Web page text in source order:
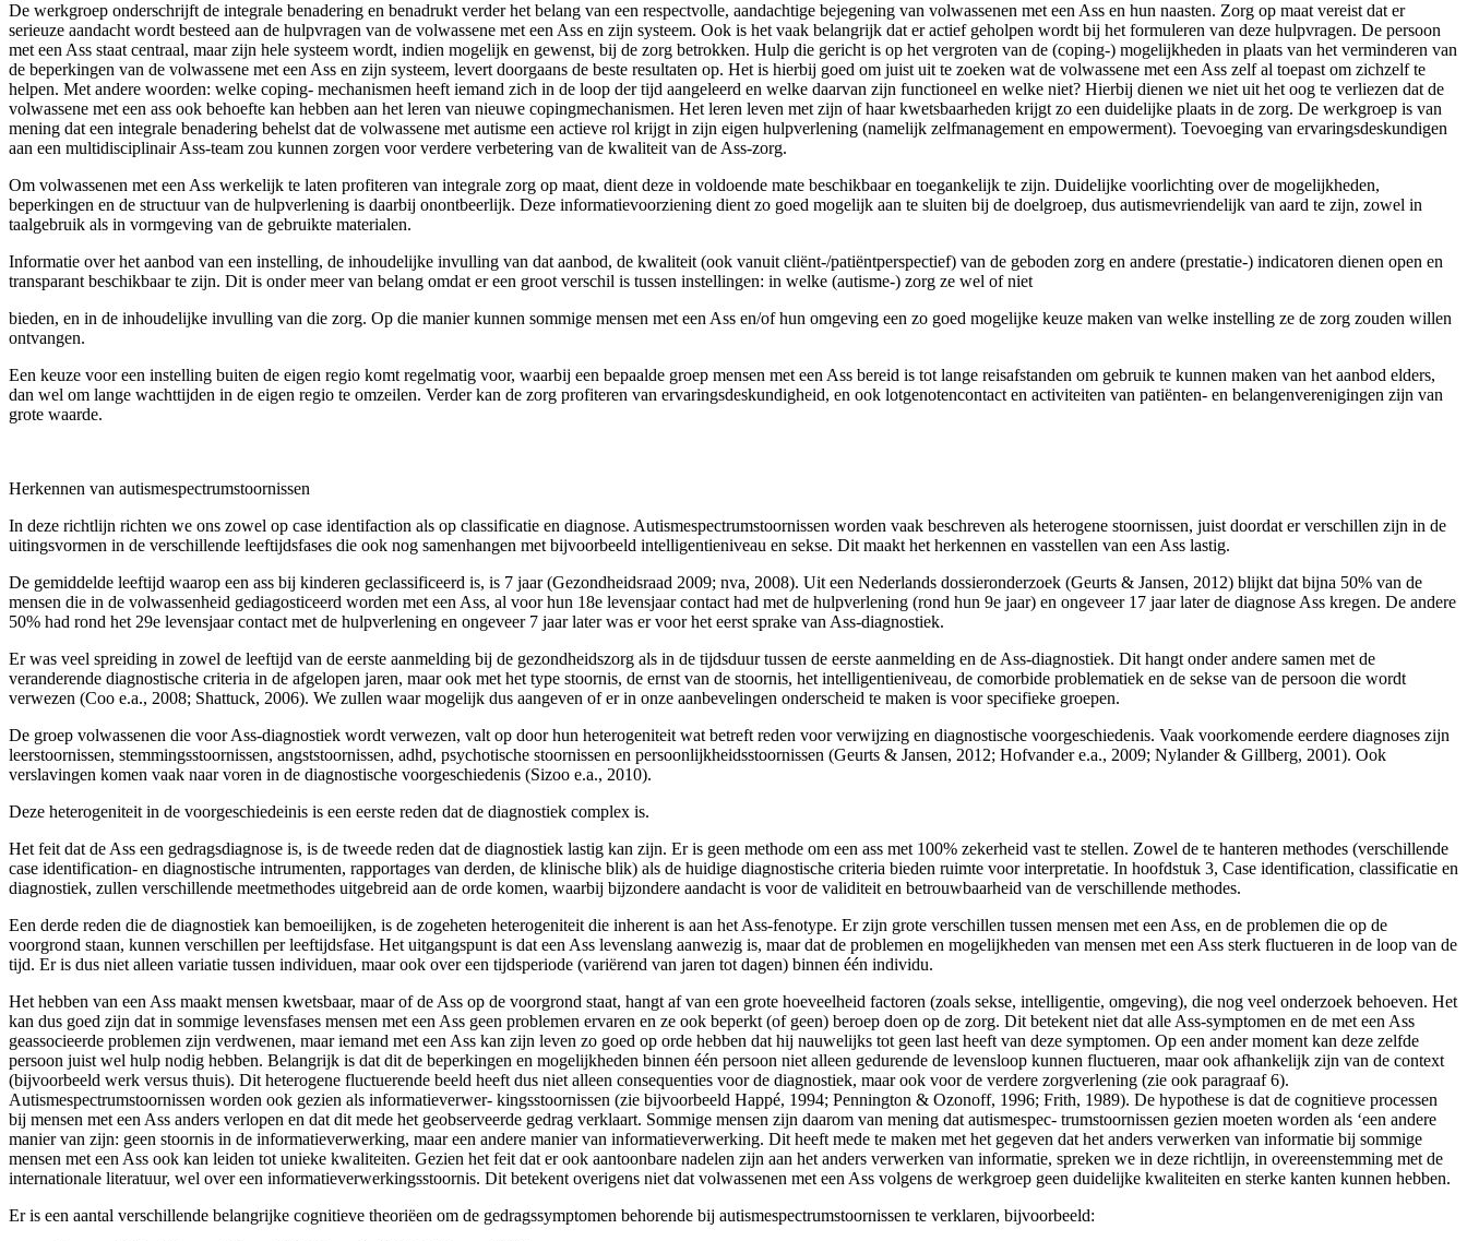
De werkgroep onderschrijft de integrale benadering en benadrukt verder het belang van een respectvolle, aandachtige bejegening van volwassenen met een Ass en hun naasten. Zorg op maat vereist dat er
serieuze aandacht wordt besteed aan de hulpvragen van de volwassene met een Ass en zijn systeem. Ook is het vaak belangrijk dat er actief geholpen wordt bij het formuleren van deze hulpvragen. De persoon
met een Ass staat centraal, maar zijn hele systeem wordt, indien mogelijk en gewenst, bij de zorg betrokken. Hulp die gericht is op het vergroten van de (coping-) mogelijk­heden in plaats van het verminderen van
de beperkingen van de volwas­sene met een Ass en zijn systeem, levert doorgaans de beste resultaten op. Het is hierbij goed om juist uit te zoeken wat de volwassene met een Ass zelf al toepast om zichzelf te
helpen. Met andere woorden: welke coping- mechanismen heeft iemand zich in de loop der tijd aangeleerd en welke daarvan zijn functioneel en welke niet? Hierbij dienen we niet uit het oog te verliezen dat de
volwassene met een ass ook behoefte kan hebben aan het leren van nieuwe copingmechanismen. Het leren leven met zijn of haar kwetsbaarheden krijgt zo een duidelijke plaats in de zorg. De werkgroep is van
mening dat een integrale benadering behelst dat de volwassene met autisme een actieve rol krijgt in zijn eigen hulpverlening (namelijk zelfma­nagement en empowerment). Toevoeging van ervaringsdeskundigen
aan een multidisciplinair Ass-team zou kunnen zorgen voor verdere verbete­ring van de kwaliteit van de Ass-zorg.
Om volwassenen met een Ass werkelijk te laten profiteren van integrale zorg op maat, dient deze in voldoende mate beschikbaar en toegankelijk te zijn. Duidelijke voorlichting over de mogelijkheden,
beperkingen en de structuur van de hulpverlening is daarbij onontbeerlijk. Deze informatie­voorziening dient zo goed mogelijk aan te sluiten bij de doelgroep, dus autismevriendelijk van aard te zijn, zowel in
taalgebruik als in vormgeving van de gebruikte materialen.
Informatie over het aanbod van een instelling, de inhoudelijke invulling van dat aanbod, de kwaliteit (ook vanuit cliënt-/patiëntperspectief) van de geboden zorg en andere (prestatie-) indicatoren dienen open en
trans­parant beschikbaar te zijn. Dit is onder meer van belang omdat er een groot verschil is tussen instellingen: in welke (autisme-) zorg ze wel of niet
bieden, en in de inhoudelijke invulling van die zorg. Op die manier kunnen sommige mensen met een Ass en/of hun omgeving een zo goed mogelijke keuze maken van welke instelling ze de zorg zouden willen
ontvangen.
Een keuze voor een instelling buiten de eigen regio komt regelmatig voor, waarbij een bepaalde groep mensen met een Ass bereid is tot lange reis­afstanden om gebruik te kunnen maken van het aanbod elders,
dan wel om lange wachttijden in de eigen regio te omzeilen. Verder kan de zorg profiteren van ervaringsdeskundigheid, en ook lotgenotencontact en acti­viteiten van patiënten- en belangenverenigingen zijn van
grote waarde.
Herkennen van autismespectrumstoornissen
In deze richtlijn richten we ons zowel op case identifaction als op classifi­catie en diagnose. Autismespectrumstoornissen worden vaak beschreven als heterogene stoornissen, juist doordat er verschillen zijn in de
uitings­vormen in de verschillende leeftijdsfases die ook nog samenhangen met bijvoorbeeld intelligentieniveau en sekse. Dit maakt het herkennen en vasstellen van een Ass lastig.
De gemiddelde leeftijd waarop een ass bij kinderen geclassificeerd is, is 7 jaar (Gezondheidsraad 2009; nva, 2008). Uit een Nederlands dossieron­derzoek (Geurts & Jansen, 2012) blijkt dat bijna 50% van de
mensen die in de volwassenheid gediagosticeerd worden met een Ass, al voor hun 18e levensjaar contact had met de hulpverlening (rond hun 9e jaar) en onge­veer 17 jaar later de diagnose Ass kregen. De andere
50% had rond het 29e levensjaar contact met de hulpverlening en ongeveer 7 jaar later was er voor het eerst sprake van Ass-diagnostiek.
Er was veel spreiding in zowel de leeftijd van de eerste aanmelding bij de gezondheidszorg als in de tijdsduur tussen de eerste aanmelding en de Ass-diagnostiek. Dit hangt onder andere samen met de
veranderende diag­nostische criteria in de afgelopen jaren, maar ook met het type stoornis, de ernst van de stoornis, het intelligentieniveau, de comorbide problematiek en de sekse van de persoon die wordt
verwezen (Coo e.a., 2008; Shattuck, 2006). We zullen waar mogelijk dus aangeven of er in onze aanbevelingen onderscheid te maken is voor specifieke groepen.
De groep volwassenen die voor Ass-diagnostiek wordt verwezen, valt op door hun heterogeniteit wat betreft reden voor verwijzing en diag­nostische voorgeschiedenis. Vaak voorkomende eerdere diagnoses zijn
leerstoornissen, stemmingsstoornissen, angststoornissen, adhd, psycho­tische stoornissen en persoonlijkheidsstoornissen (Geurts & Jansen, 2012; Hofvander e.a., 2009; Nylander & Gillberg, 2001). Ook
verslavingen komen vaak naar voren in de diagnostische voorgeschiedenis (Sizoo e.a., 2010).
Deze heterogeniteit in de voorgeschiedeinis is een eerste reden dat de diag­nostiek complex is.
Het feit dat de Ass een gedragsdiagnose is, is de tweede reden dat de diag­nostiek lastig kan zijn. Er is geen methode om een ass met 100% zeker­heid vast te stellen. Zowel de te hanteren methodes (verschillende
case identification- en diagnostische intrumenten, rapportages van derden, de klinische blik) als de huidige diagnostische criteria bieden ruimte voor interpretatie. In hoofdstuk 3, Case identification, classificatie en
diagnos­tiek, zullen verschillende meetmethodes uitgebreid aan de orde komen, waarbij bijzondere aandacht is voor de validiteit en betrouwbaarheid van de verschillende methodes.
Een derde reden die de diagnostiek kan bemoeilijken, is de zogeheten hete­rogeniteit die inherent is aan het Ass-fenotype. Er zijn grote verschillen tussen mensen met een Ass, en de problemen die op de
voorgrond staan, kunnen verschillen per leeftijdsfase. Het uitgangspunt is dat een Ass levenslang aanwezig is, maar dat de problemen en mogelijkheden van mensen met een Ass sterk fluctueren in de loop van de
tijd. Er is dus niet alleen variatie tussen individuen, maar ook over een tijdsperiode (varië­rend van jaren tot dagen) binnen één individu.
Het hebben van een Ass maakt mensen kwetsbaar, maar of de Ass op de voorgrond staat, hangt af van een grote hoeveelheid factoren (zoals sekse, intelligentie, omgeving), die nog veel onderzoek behoeven. Het
kan dus goed zijn dat in sommige levensfases mensen met een Ass geen problemen ervaren en ze ook beperkt (of geen) beroep doen op de zorg. Dit betekent niet dat alle Ass-symptomen en de met een Ass
geassocieerde problemen zijn verdwenen, maar iemand met een Ass kan zijn leven zo goed op orde hebben dat hij nauwelijks tot geen last heeft van deze symptomen. Op een ander moment kan deze zelfde
persoon juist wel hulp nodig hebben. Belangrijk is dat dit de beperkingen en mogelijkheden binnen één persoon niet alleen gedurende de levensloop kunnen fluctueren, maar ook afhan­kelijk zijn van de context
(bijvoorbeeld werk versus thuis). Dit heterogene fluctuerende beeld heeft dus niet alleen consequenties voor de diagnostiek, maar ook voor de verdere zorgverlening (zie ook paragraaf 6).
Autismespectrumstoornissen worden ook gezien als informatieverwer- kingsstoornissen (zie bijvoorbeeld Happé, 1994; Pennington & Ozonoff, 1996; Frith, 1989). De hypothese is dat de cognitieve processen
bij mensen met een Ass anders verlopen en dat dit mede het geobserveerde gedrag verklaart. Sommige mensen zijn daarom van mening dat autismespec- trumstoornissen gezien moeten worden als ‘een andere
manier van zijn: geen stoornis in de informatieverwerking, maar een andere manier van informatieverwerking. Dit heeft mede te maken met het gegeven dat het anders verwerken van informatie bij sommige
mensen met een Ass ook kan leiden tot unieke kwaliteiten. Gezien het feit dat er ook aantoonbare nadelen zijn aan het anders verwerken van informatie, spreken we in deze richtlijn, in overeenstemming met de
internationale literatuur, wel over een informatieverwerkingsstoornis. Dit betekent overigens niet dat volwas­senen met een Ass volgens de werkgroep geen duidelijke kwaliteiten en sterke kanten kunnen hebben.
Er is een aantal verschillende belangrijke cognitieve theoriëen om de gedragssymptomen behorende bij autismespectrumstoornissen te verklaren, bijvoorbeeld: